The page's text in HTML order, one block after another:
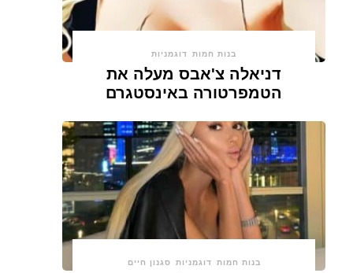
בנות חמות דוגמניות
דניאלה צ'אבס מעלה את
הטמפרטורה באינסטגרם
בנות חמות דוגמניות סגנון חיים